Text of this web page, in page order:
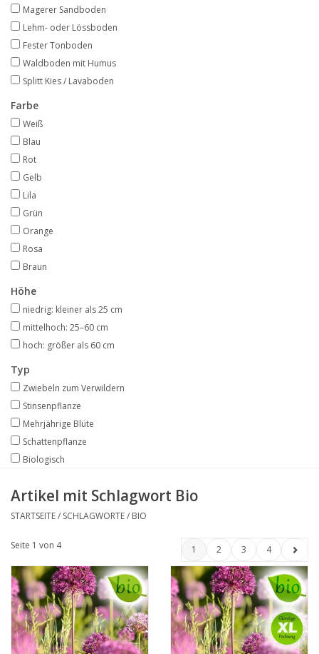
Neuigkeiten
Magerer Sandboden
Lehm- oder Lössboden
Fester Tonboden
Waldboden mit Humus
Splitt Kies / Lavaboden
Farbe
Weiß
Blau
Rot
Gelb
Lila
Grün
Orange
Rosa
Braun
Höhe
niedrig: kleiner als 25 cm
mittelhoch: 25–60 cm
hoch: größer als 60 cm
Typ
Zwiebeln zum Verwildern
Stinsenpflanze
Mehrjährige Blüte
Schattenpflanze
Biologisch
Artikel mit Schlagwort Bio
STARTSEITE/ SCHLAGWORTE/ BIO
Seite 1 von 4 1 2 3 4